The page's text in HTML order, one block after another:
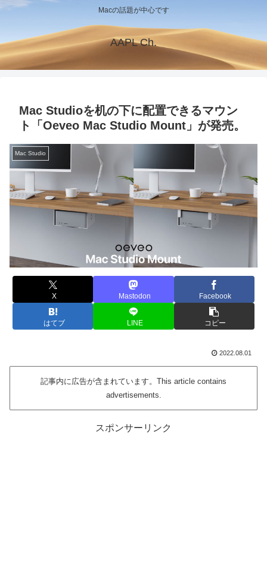
Macの話題が中心です
AAPL Ch.
Mac Studioを机の下に配置できるマウン
ト「Oeveo Mac Studio Mount」が発売。
Mac Studio
X Mastodon Facebook
はてブ LINE コピー
2022.08.01
記事内に広告が含まれています。This article contains
advertisements.
スポンサーリンク